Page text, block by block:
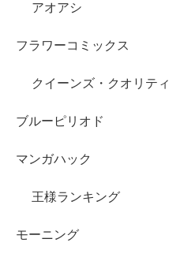
アオアシ
フラワーコミックス
クイーンズ・クオリティ
ブルーピリオド
マンガハック
王様ランキング
モーニング